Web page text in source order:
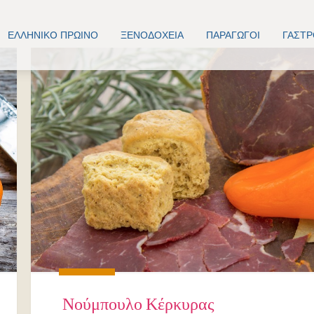
ΕΛΛΗΝΙΚO ΠΡΩΙΝΟ ΞΕΝΟΔΟΧΕΊΑ ΠΑΡΑΓΩΓΟΊ
Νούμπουλο Κέρκυρας